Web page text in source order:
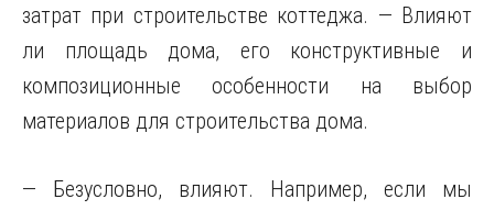
затрат при строительстве коттеджа. — Влияют
ли площадь дома, его конструктивные и
композиционные особенности на выбор
материалов для строительства дома.
— Безусловно, влияют. Например, если мы